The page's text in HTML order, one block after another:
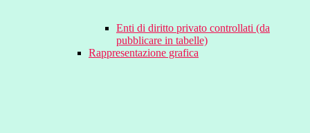
Enti di diritto privato controllati (da
pubblicare in tabelle)
Rappresentazione grafica